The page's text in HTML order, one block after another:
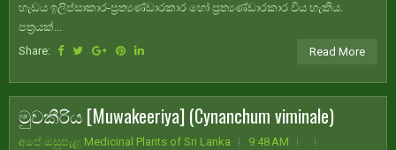
හැඩය ඉලිප්සාකාර-ප්‍රත්‍යණ්ඩාරකාර හෝ ප්‍රත්‍යණ්ඩාරකාර විය හැකිය.
පත්‍රයක්...
Share:
Read More
මුවකීරිය [Muwakeeriya] (Cynanchum viminale)
අපේ ඔසුපැළ Medicinal Plants of Sri Lanka
9:48 AM